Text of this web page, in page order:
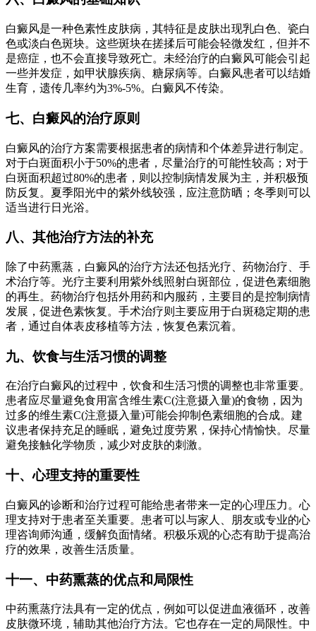
白癜风是一种色素性皮肤病，其特征是皮肤出现乳白色、瓷白
色或淡白色斑块。这些斑块在搓揉后可能会轻微发红，但并不
是癌症，也不会直接导致死亡。未经治疗的白癜风可能会引起
一些并发症，如甲状腺疾病、糖尿病等。白癜风患者可以结婚
生育，遗传几率约为3%-5%。白癜风不传染。
七、白癜风的治疗原则
白癜风的治疗方案需要根据患者的病情和个体差异进行制定。
对于白斑面积小于50%的患者，尽量治疗的可能性较高；对于
白斑面积超过80%的患者，则以控制病情发展为主，并积极预
防反复。夏季阳光中的紫外线较强，应注意防晒；冬季则可以
适当进行日光浴。
八、其他治疗方法的补充
除了中药熏蒸，白癜风的治疗方法还包括光疗、药物治疗、手
术治疗等。光疗主要利用紫外线照射白斑部位，促进色素细胞
的再生。药物治疗包括外用药和内服药，主要目的是控制病情
发展，促进色素恢复。手术治疗则主要应用于白斑稳定期的患
者，通过自体表皮移植等方法，恢复色素沉着。
九、饮食与生活习惯的调整
在治疗白癜风的过程中，饮食和生活习惯的调整也非常重要。
患者应尽量避免食用富含维生素C(注意摄入量)的食物，因为
过多的维生素C(注意摄入量)可能会抑制色素细胞的合成。建
议患者保持充足的睡眠，避免过度劳累，保持心情愉快。尽量
避免接触化学物质，减少对皮肤的刺激。
十、心理支持的重要性
白癜风的诊断和治疗过程可能给患者带来一定的心理压力。心
理支持对于患者至关重要。患者可以与家人、朋友或专业的心
理咨询师沟通，缓解负面情绪。积极乐观的心态有助于提高治
疗的效果，改善生活质量。
十一、中药熏蒸的优点和局限性
中药熏蒸疗法具有一定的优点，例如可以促进血液循环，改善
皮肤微环境，辅助其他治疗方法。它也存在一定的局限性。中